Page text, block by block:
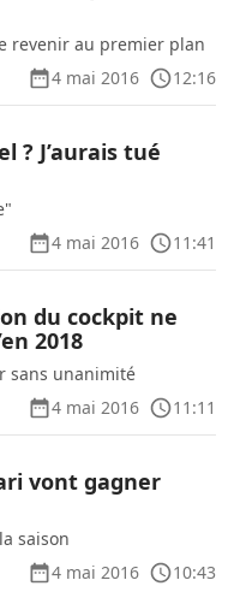
revenir au premier plan
4 mai 2016
12:16
? J’aurais tué
4 mai 2016
11:41
du cockpit ne
2018
sans unanimité
4 mai 2016
11:11
vont gagner
saison
4 mai 2016
10:43